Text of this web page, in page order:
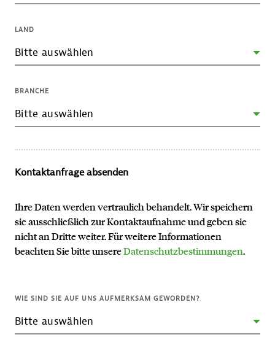
LAND
BRANCHE
Kontaktanfrage absenden
Ihre Daten werden vertraulich behandelt. Wir speichern
sie ausschließlich zur Kontaktaufnahme und geben sie
nicht an Dritte weiter. Für weitere Informationen
beachten Sie bitte unsereDatenschutzbestimmungen.
WIE SIND SIE AUF UNS AUFMERKSAM GEWORDEN?